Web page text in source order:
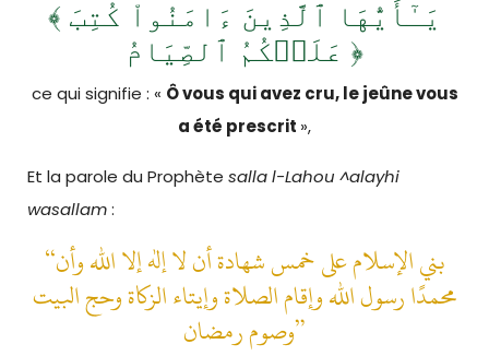
﴾ يَـٰٓأَيُّهَا ٱلَّذِينَ ءَامَنُواْ كُتِبَ
عَلَيۡكُمُ ٱلصِّيَامُ ﴿
ce qui signifie : « Ô vous qui avez cru,le jeûne vous
a été prescrit »,
Et la parole du Prophète salla l-Lahou ^alayhi
wasallam:
“بني الإسلام على خمس شهادة أن لا إله إلا الله وأن
محمدًا رسول الله وإقام الصلاة وإيتاء الزكاة وحج البيت
وصوم رمضان”